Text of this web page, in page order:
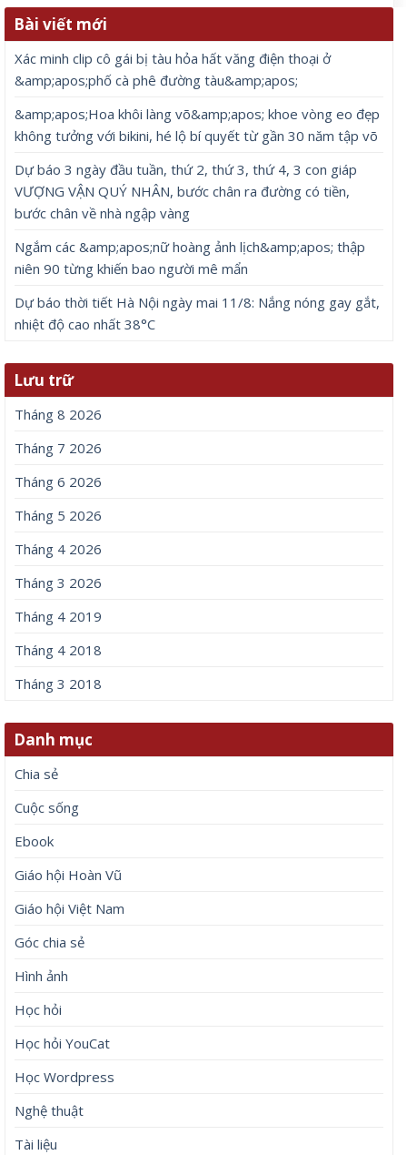
Bài viết mới
Xác minh clip cô gái bị tàu hỏa hất văng điện thoại ở
&amp;apos;phố cà phê đường tàu&amp;apos;
&amp;apos;Hoa khôi làng võ&amp;apos; khoe vòng eo đẹp
không tưởng với bikini, hé lộ bí quyết từ gần 30 năm tập võ
Dự báo 3 ngày đầu tuần, thứ 2, thứ 3, thứ 4, 3 con giáp
VƯỢNG VẬN QUÝ NHÂN, bước chân ra đường có tiền,
bước chân về nhà ngập vàng
Ngắm các &amp;apos;nữ hoàng ảnh lịch&amp;apos; thập
niên 90 từng khiến bao người mê mẩn
Dự báo thời tiết Hà Nội ngày mai 11/8: Nắng nóng gay gắt,
nhiệt độ cao nhất 38°C
Lưu trữ
Tháng 8 2026
Tháng 7 2026
Tháng 6 2026
Tháng 5 2026
Tháng 4 2026
Tháng 3 2026
Tháng 4 2019
Tháng 4 2018
Tháng 3 2018
Danh mục
Chia sẻ
Cuộc sống
Ebook
Giáo hội Hoàn Vũ
Giáo hội Việt Nam
Góc chia sẻ
Hình ảnh
Học hỏi
Học hỏi YouCat
Học Wordpress
Nghệ thuật
Tài liệu